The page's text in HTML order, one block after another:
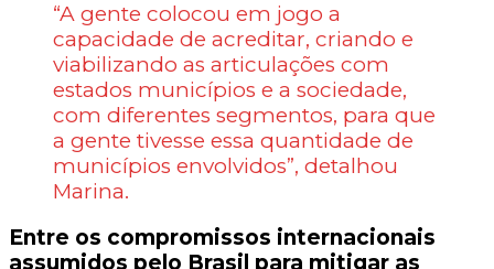
“A gente colocou em jogo a
capacidade de acreditar, criando e
viabilizando as articulações com
estados municípios e a sociedade,
com diferentes segmentos, para que
a gente tivesse essa quantidade de
municípios envolvidos”, detalhou
Marina.
Entre os compromissos internacionais
assumidos pelo Brasil para mitigar as